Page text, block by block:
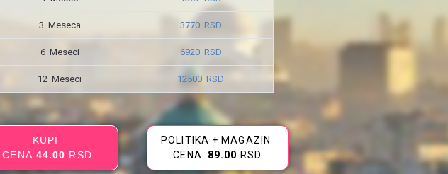
3 Meseca 3770 RSD
6 Meseci 6920 RSD
12 Meseci 12500 RSD
KUPI
CENA 44.00 RSD
POLITIKA + MAGAZIN
CENA: 89.00 RSD